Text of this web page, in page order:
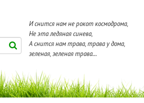
И снится нам не рокот космодрома,
Не эта ледяная синева,
А снится нам трава, трава у дома,
зеленая, зеленая трава...